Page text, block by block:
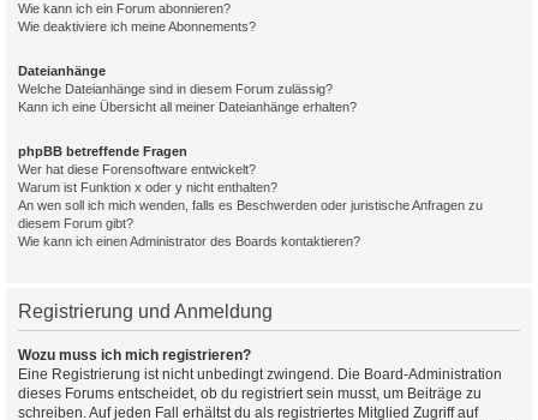
Wie kann ich ein Forum abonnieren?
Wie deaktiviere ich meine Abonnements?
Dateianhänge
Welche Dateianhänge sind in diesem Forum zulässig?
Kann ich eine Übersicht all meiner Dateianhänge erhalten?
phpBB betreffende Fragen
Wer hat diese Forensoftware entwickelt?
Warum ist Funktion x oder y nicht enthalten?
An wen soll ich mich wenden, falls es Beschwerden oder juristische Anfragen zu
diesem Forum gibt?
Wie kann ich einen Administrator des Boards kontaktieren?
Registrierung und Anmeldung
Wozu muss ich mich registrieren?
Eine Registrierung ist nicht unbedingt zwingend. Die Board-Administration
dieses Forums entscheidet, ob du registriert sein musst, um Beiträge zu
schreiben. Auf jeden Fall erhältst du als registriertes Mitglied Zugriff auf